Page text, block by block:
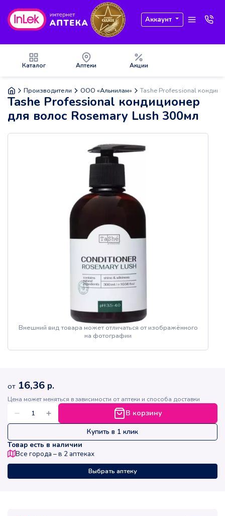
Аккаунт
Каталог Аптеки Акции
Производители ООО «Альнилам» Tashe Professional
Tashe Professional кондиционер
для волос Rosemary Lush 300мл
Внешний вид товара может отличаться от изображённого
на фотографии
от 16,36 р.
Цена может меняться в зависимости от аптеки и способа доставки
В корзину
Купить в 1 клик
Товар есть в наличии
Все города – в 2 аптеках
Выбрать аптеку